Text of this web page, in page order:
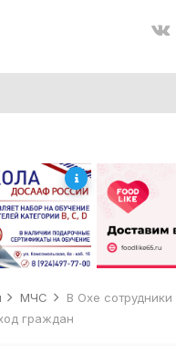
МЧС
В Охе
граждан